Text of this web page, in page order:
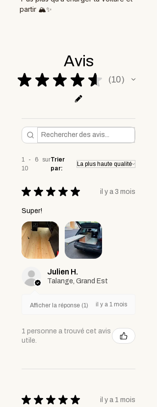
partir 🏔️✨
Avis
★ ★ ★ ★ ★ 10
10
1 - 6 sur
10
Trier
par:
★ ★ ★ ★ ★ il y a 3 mois
Super!
Julien H.
Talange, Grand Est
Afficher la réponse (1) il y a 1 mois
1 personne a trouvé cet avis
utile.
★ ★ ★ ★ ★ il y a 1 mois